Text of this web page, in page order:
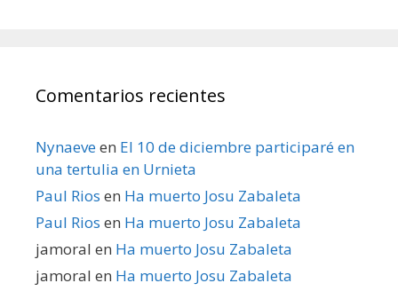
Comentarios recientes
Nynaeveen El 10 de diciembre participaré en
una tertulia en Urnieta
Paul Rios en Ha muerto Josu Zabaleta
Paul Rios en Ha muerto Josu Zabaleta
jamoral en Ha muerto Josu Zabaleta
jamoral en Ha muerto Josu Zabaleta